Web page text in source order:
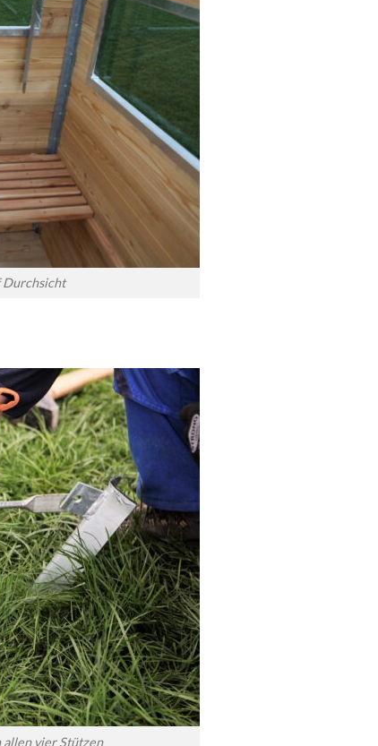
Durchsicht
allen vier Stützen